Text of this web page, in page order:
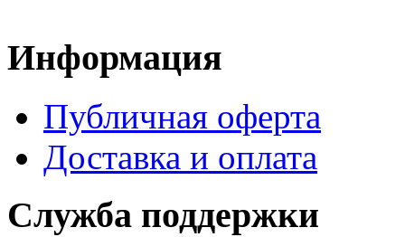
Информация
Публичная оферта
Доставка и оплата
Служба поддержки